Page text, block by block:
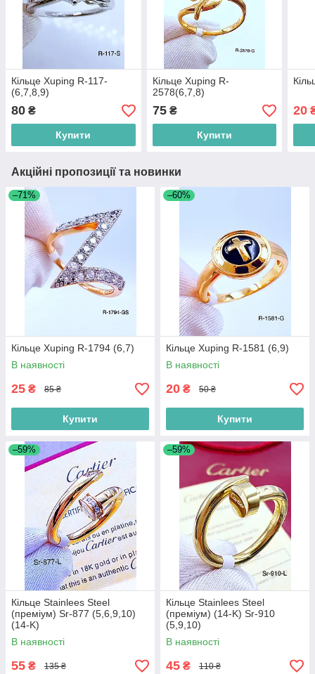
Кільце Xuping R-117-
(6,7,8,9)
80 ₴
Купити
Кільце Xuping R-
2578(6,7,8)
75₴
Купити
20
Акційні пропозиції та новинки
–71%
Кільце Xuping R-1794 (6,7)
В наявності
25 ₴ 85 ₴
Купити
–60%
Кільце Xuping R-1581 (6,9)
В наявності
20 ₴ 50 ₴
Купити
–59%
Кільце Stainlees Steel
(преміум) Sr-877 (5,6,9,10)
(14-K)
В наявності
55 ₴ 135 ₴
–59%
Кільце Stainlees Steel
(преміум) (14-K) Sr-910
(5,9,10)
В наявності
45 ₴ 110 ₴